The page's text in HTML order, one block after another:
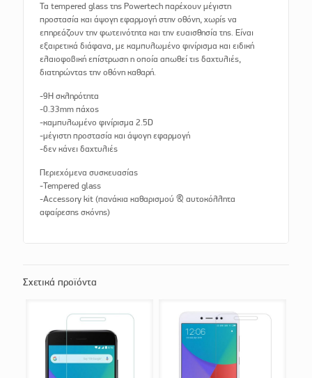
Τα tempered glass της Powertech παρέχουν μέγιστη
προστασία και άψογη εφαρμογή στην οθόνη, χωρίς να
επηρεάζουν την φωτεινότητα και την ευαισθησία της. Είναι
εξαιρετικά διάφανα, με καμπυλωμένο φινίρισμα και ειδική
ελαιοφοβική επίστρωση η οποία απωθεί τις δαχτυλιές,
διατηρώντας την οθόνη καθαρή.
-9H σκληρότητα
-0.33mm πάχος
-καμπυλωμένο φινίρισμα 2.5D
-μέγιστη προστασία και άψογη εφαρμογή
-δεν κάνει δαχτυλιές
Περιεχόμενα συσκευασίας
-Tempered glass
-Accessory kit (πανάκια καθαρισμού & αυτοκόλλητα
αφαίρεσης σκόνης)
Σχετικά προϊόντα